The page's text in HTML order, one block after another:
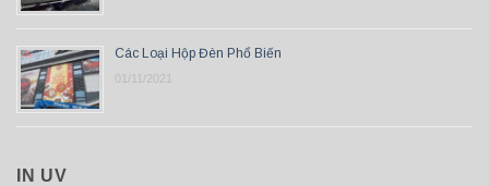
Các Loại Hộp Đèn Phổ Biến
01/11/2021
IN UV